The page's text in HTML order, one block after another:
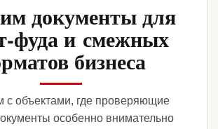
документы для
фуда и смежных
бизнеса
с объектами, где проверяющие
особенно внимательно